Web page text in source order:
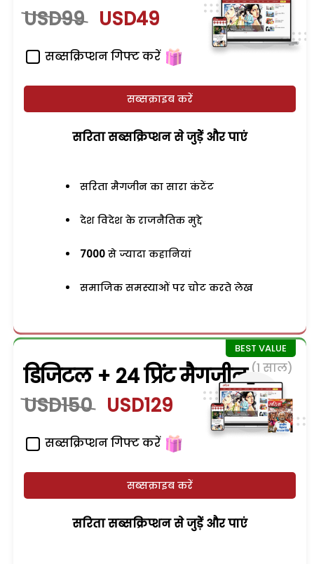
USD99 USD49
सब्सक्रिप्शन गिफ्ट करें
सब्सक्राइब करें
सरिता सब्सक्रिप्शन से जुड़ेें और पाएं
सरिता मैगजीन का सारा कंटेंट
देश विदेश के राजनैतिक मुद्दे
7000 से ज्यादा कहानियां
समाजिक समस्याओं पर चोट करते लेख
डिजिटल + 24 प्रिंट मैगजीन (1 साल)
USD150 USD129
सब्सक्रिप्शन गिफ्ट करें
सब्सक्राइब करें
सरिता सब्सक्रिप्शन से जुड़ेें और पाएं